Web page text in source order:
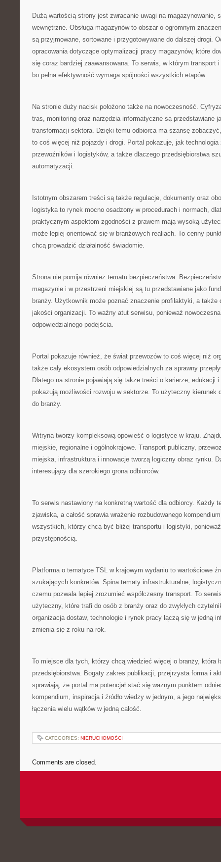
Dużą wartością strony jest zwracanie uwagi na magazynowanie,
wewnętrzne. Obsługa magazynów to obszar o ogromnym
są przyjmowane, sortowane i przygotowywane do dalszej drogi.
opracowania dotyczące optymalizacji pracy magazynów, które
się coraz bardziej zaawansowana. To serwis, w którym transport
bo pełna efektywność wymaga spójności wszystkich etapów.
Na stronie duży nacisk położono także na nowoczesność.
tras, monitoring oraz narzędzia informatyczne są przedstawiane
transformacji sektora. Dzięki temu odbiorca ma szansę
to coś więcej niż pojazdy i drogi. Portal pokazuje, jak technologia
przewoźników i logistyków, a także dlaczego przedsiębiorstwa
automatyzacji.
Istotnym obszarem treści są także regulacje, dokumenty oraz
logistyka to rynek mocno osadzony w procedurach i normach,
praktycznym aspektom zgodności z prawem mają wysoką
może lepiej orientować się w branżowych realiach. To cenny
chcą prowadzić działalność świadomie.
Strona nie pomija również tematu bezpieczeństwa.
magazynie i w przestrzeni miejskiej są tu przedstawiane jako
branży. Użytkownik może poznać znaczenie profilaktyki, a
jakości organizacji. To ważny atut serwisu, ponieważ
odpowiedzialnego podejścia.
Portal pokazuje również, że świat przewozów to coś więcej niż
także cały ekosystem osób odpowiedzialnych za sprawny
Dlatego na stronie pojawiają się także treści o karierze, edukacji
pokazują możliwości rozwoju w sektorze. To użyteczny kierunek
do branży.
Witryna tworzy kompleksową opowieść o logistyce w kraju.
miejskie, regionalne i ogólnokrajowe. Transport publiczny,
miejska, infrastruktura i innowacje tworzą logiczny obraz rynku.
interesujący dla szerokiego grona odbiorców.
To serwis nastawiony na konkretną wartość dla odbiorcy. Każdy
zjawiska, a całość sprawia wrażenie rozbudowanego
wszystkich, którzy chcą być bliżej transportu i logistyki,
przystępnością.
Platforma o tematyce TSL w krajowym wydaniu to wartościowe
szukających konkretów. Spina tematy infrastrukturalne,
czemu pozwala lepiej zrozumieć współczesny transport. To
użyteczny, które trafi do osób z branży oraz do zwykłych
organizacja dostaw, technologie i rynek pracy łączą się w jedną
zmienia się z roku na rok.
To miejsce dla tych, którzy chcą wiedzieć więcej o branży, która
przedsiębiorstwa. Bogaty zakres publikacji, przejrzysta forma i
sprawiają, że portal ma potencjał stać się ważnym punktem
kompendium, inspiracja i źródło wiedzy w jednym, a jego
łączenia wielu wątków w jedną całość.
CATEGORIES: NIERUCHOMOŚCI
Comments are closed.